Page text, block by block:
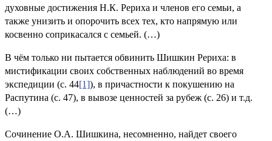
духовные достижения Н.К. Рериха и членов его семьи, а
также унизить и опорочить всех тех, кто напрямую или
косвенно соприкасался с семьей. (…)
В чём только ни пытается обвинить Шишкин Рериха: в
мистификации своих собственных наблюдений во время
экспедиции (с. 44[1]), в причастности к покушению на
Распутина (с. 47), в вывозе ценностей за рубеж (с. 26) и т.д.
(…)
Сочинение О.А. Шишкина, несомненно, найдет своего